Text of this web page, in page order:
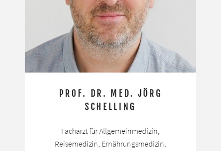
PROF. DR. MED. JÖRG
SCHELLING
Facharzt für Allgemeinmedizin,
Reisemedizin, Ernährungsmedizin,